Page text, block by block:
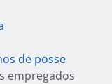
de posse
empregados